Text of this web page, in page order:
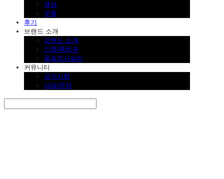
큐브
부품
후기
브랜드 소개
브랜드 소개
인증/특허권
품질검사설비
커뮤니티
공지사항
상담/문의